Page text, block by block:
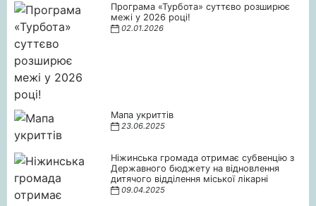
Програма «Турбота» суттєво розширює
межі у 2026 році!
02.01.2026
Мапа укриттів
23.06.2025
Ніжинська громада отримає субвенцію з
Державного бюджету на відновлення
дитячого відділення міської лікарні
09.04.2025